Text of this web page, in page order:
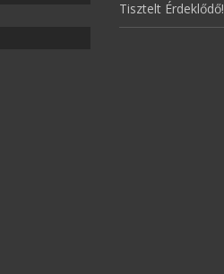
Tisztelt Érdeklődő!